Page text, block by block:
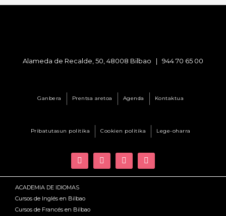
Alameda de Recalde, 50, 48008 Bilbao | 944 70 65 00
Ganbera Prentsa aretoa Agenda Kontaktua
Pribatutasun politika Cookien politika Lege-oharra
ACADEMIA DE IDIOMAS
Cursos de Inglés en Bilbao
Cursos de Francés en Bilbao